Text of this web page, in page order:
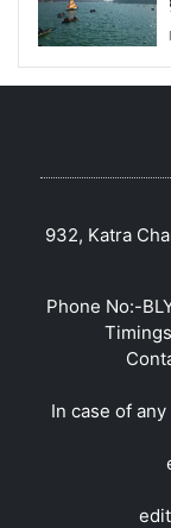
932, Katra
Phone No:-
In case of